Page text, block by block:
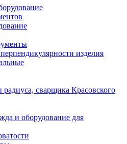
изделия
сварщика Красовского
и оборудование для